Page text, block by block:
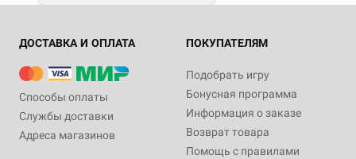
ДОСТАВКА И ОПЛАТА
Способы оплаты
Службы доставки
Адреса магазинов
ПОКУПАТЕЛЯМ
Подобрать игру
Бонусная программа
Информация о заказе
Возврат товара
Помощь с правилами